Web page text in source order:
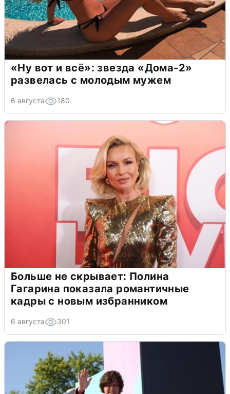
«Ну вот и всё»: звезда «Дома-2»
развелась с молодым мужем
6 августа 180
Больше не скрывает: Полина
Гагарина показала романтичные
кадры с новым избранником
6 августа 301